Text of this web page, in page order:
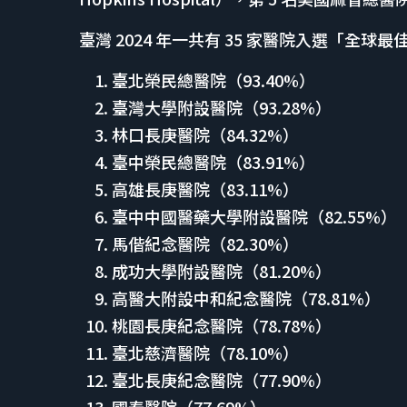
臺灣 2024 年一共有 35 家醫院入選「全球最
臺北榮民總醫院（93.40%）
臺灣大學附設醫院（93.28%）
林口長庚醫院（84.32%）
臺中榮民總醫院（83.91%）
高雄長庚醫院（83.11%）
臺中中國醫藥大學附設醫院（82.55%）
馬偕紀念醫院（82.30%）
成功大學附設醫院（81.20%）
高醫大附設中和紀念醫院（78.81%）
桃園長庚紀念醫院（78.78%）
臺北慈濟醫院（78.10%）
臺北長庚紀念醫院（77.90%）